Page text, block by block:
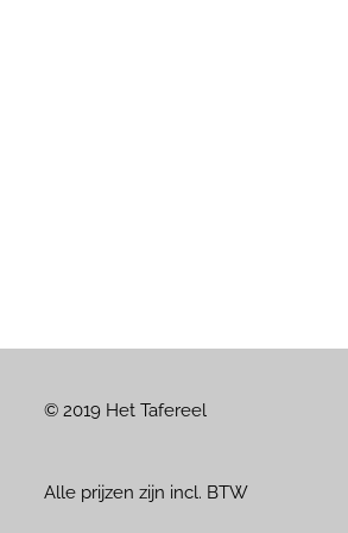
© 2019 Het Tafereel
Alle prijzen zijn incl. BTW